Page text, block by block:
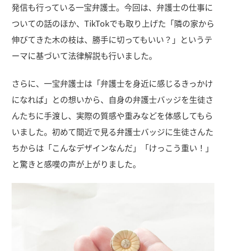
発信も行っている一宝弁護士。今回は、弁護士の仕事に
ついての話のほか、TikTokでも取り上げた「隣の家から
伸びてきた木の枝は、勝手に切ってもいい？」というテ
ーマに基づいて法律解説も行いました。
さらに、一宝弁護士は「弁護士を身近に感じるきっかけ
になれば」との想いから、自身の弁護士バッジを生徒さ
んたちに手渡し、実際の質感や重みなどを体感してもら
いました。初めて間近で見る弁護士バッジに生徒さんた
ちからは「こんなデザインなんだ」「けっこう重い！」
と驚きと感嘆の声が上がりました。